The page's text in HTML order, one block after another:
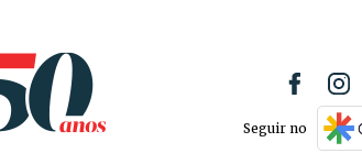
Seguir no